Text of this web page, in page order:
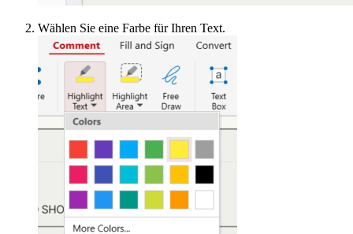
Wählen Sie eine Farbe für Ihren Text.